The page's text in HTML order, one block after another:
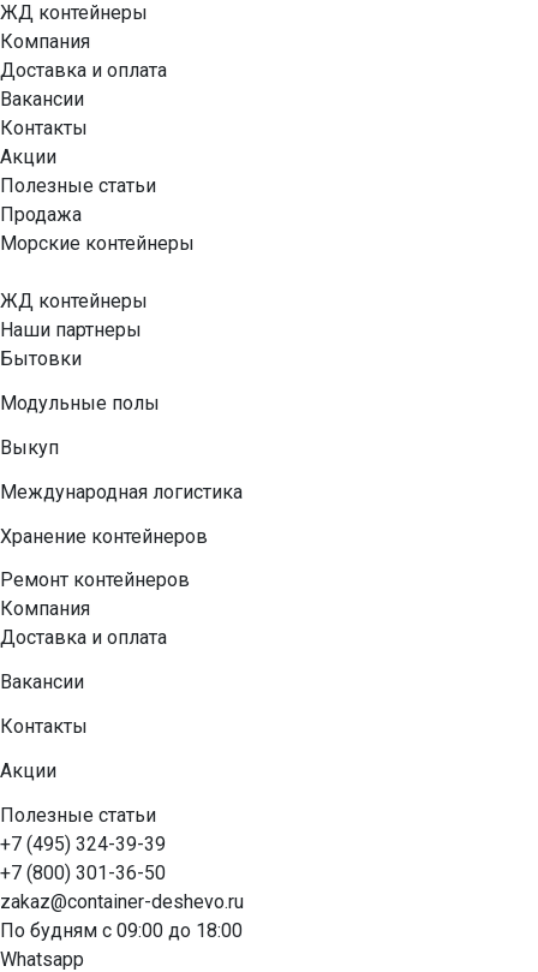
ЖД контейнеры
Компания
Доставка и оплата
Вакансии
Контакты
Акции
Полезные статьи
Продажа
Морские контейнеры
ЖД контейнеры
Наши партнеры
Бытовки
Модульные полы
Выкуп
Международная логистика
Хранение контейнеров
Ремонт контейнеров
Компания
Доставка и оплата
Вакансии
Контакты
Акции
Полезные статьи
+7 (495) 324-39-39
+7 (800) 301-36-50
zakaz@container-deshevo.ru
По будням с 09:00 до 18:00
Whatsapp